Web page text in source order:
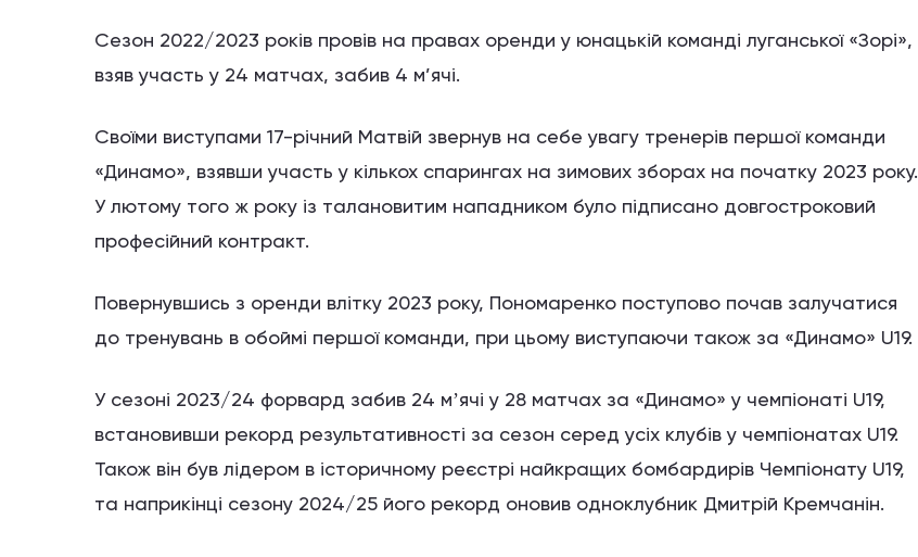
Сезон 2022/2023 років провів на правах оренди у юнацькій команді луганської «Зорі»,
взяв участь у 24 матчах, забив 4 м’ячі.
Своїми виступами 17-річний Матвій звернув на себе увагу тренерів першої команди
«Динамо», взявши участь у кількох спарингах на зимових зборах на початку 2023 року.
У лютому того ж року із талановитим нападником було підписано довгостроковий
професійний контракт.
Повернувшись з оренди влітку 2023 року, Пономаренко поступово почав залучатися
до тренувань в обоймі першої команди, при цьому виступаючи також за «Динамо» U19.
У сезоні 2023/24 форвард забив 24 мʼячі у 28 матчах за «Динамо» у чемпіонаті U19,
встановивши рекорд результативності за сезон серед усіх клубів у чемпіонатах U19.
Також він був лідером в історичному реєстрі найкращих бомбардирів Чемпіонату U19,
та наприкінці сезону 2024/25 його рекорд оновив одноклубник Дмитрій Кремчанін.